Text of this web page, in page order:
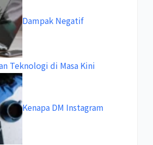
Dampak Negatif
Teknologi di Masa Kini
Kenapa DM Instagram